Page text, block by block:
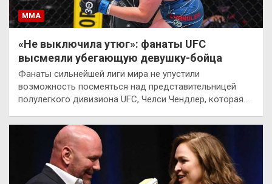
ММА
«Не выключила утюг»: фанаты UFC
высмеяли убегающую девушку-бойца
Фанаты сильнейшей лиги мира не упустили
возможность посмеяться над представительницей
полулегкого дивизиона UFC, Челси Чендлер, которая…